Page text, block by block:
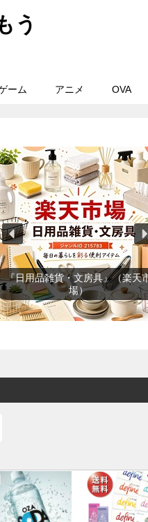
う
ーム アニメ OVA
『日用品雑貨・文房具』（楽天
場）